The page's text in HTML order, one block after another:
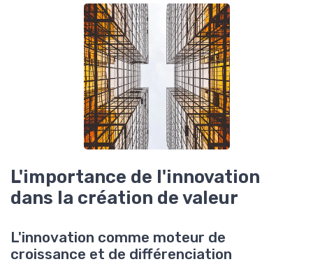
L'importance de l'innovation
dans la création de valeur
L'innovation comme moteur de
croissance et de différenciation